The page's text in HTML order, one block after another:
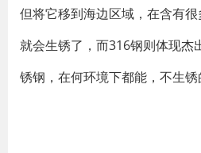
但将它移到海边区域，在含有
就会生锈了，而316钢则体现杰
锈钢，在何环境下都能，不生锈